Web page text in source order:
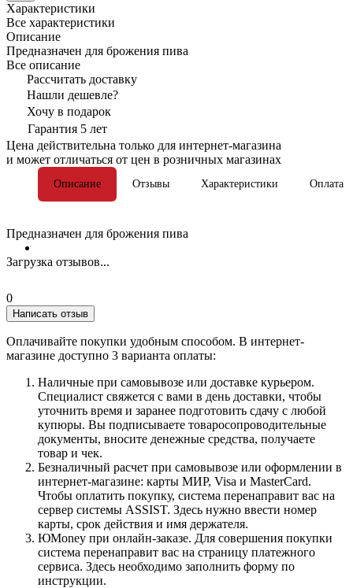
Характеристики
Все характеристики
Описание
Предназначен для брожения пива
Все описание
Рассчитать доставку
Нашли дешевле?
Хочу в подарок
Гарантия 5 лет
Цена действительна только для интернет-магазина
и может отличаться от цен в розничных магазинах
Описание Отзывы Характеристики Оплата
Предназначен для брожения пива
Загрузка отзывов...
0
Написать отзыв
Оплачивайте покупки удобным способом. В интернет-
магазине доступно 3 варианта оплаты:
Наличные при самовывозе или доставке курьером.
Специалист свяжется с вами в день доставки, чтобы
уточнить время и заранее подготовить сдачу с любой
купюры. Вы подписываете товаросопроводительные
документы, вносите денежные средства, получаете
товар и чек.
Безналичный расчет при самовывозе или оформлении в
интернет-магазине: карты МИР, Visa и MasterCard.
Чтобы оплатить покупку, система перенаправит вас на
сервер системы ASSIST. Здесь нужно ввести номер
карты, срок действия и имя держателя.
ЮMoney при онлайн-заказе. Для совершения покупки
система перенаправит вас на страницу платежного
сервиса. Здесь необходимо заполнить форму по
инструкции.